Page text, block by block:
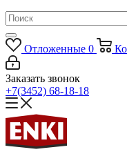
Отложенные 0
Заказать звонок
+7(3452) 68-18-18